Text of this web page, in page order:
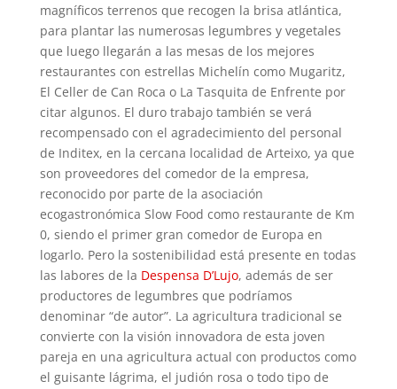
magníficos terrenos que recogen la brisa atlántica,
para plantar las numerosas legumbres y vegetales
que luego llegarán a las mesas de los mejores
restaurantes con estrellas Michelín como Mugaritz,
El Celler de Can Roca o La Tasquita de Enfrente por
citar algunos. El duro trabajo también se verá
recompensado con el agradecimiento del personal
de Inditex, en la cercana localidad de Arteixo, ya que
son proveedores del comedor de la empresa,
reconocido por parte de la asociación
ecogastronómica Slow Food como restaurante de Km
0, siendo el primer gran comedor de Europa en
logarlo. Pero la sostenibilidad está presente en todas
las labores de la Despensa D’Lujo, además de ser
productores de legumbres que podríamos
denominar “de autor”. La agricultura tradicional se
convierte con la visión innovadora de esta joven
pareja en una agricultura actual con productos como
el guisante lágrima, el judión rosa o todo tipo de